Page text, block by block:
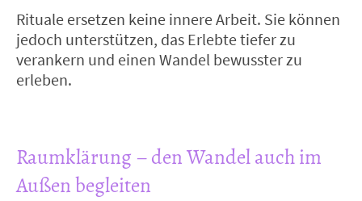
Rituale ersetzen keine innere Arbeit. Sie können
jedoch unterstützen, das Erlebte tiefer zu
verankern und einen Wandel bewusster zu
erleben.
Raumklärung – den Wandel auch im
Außen begleiten